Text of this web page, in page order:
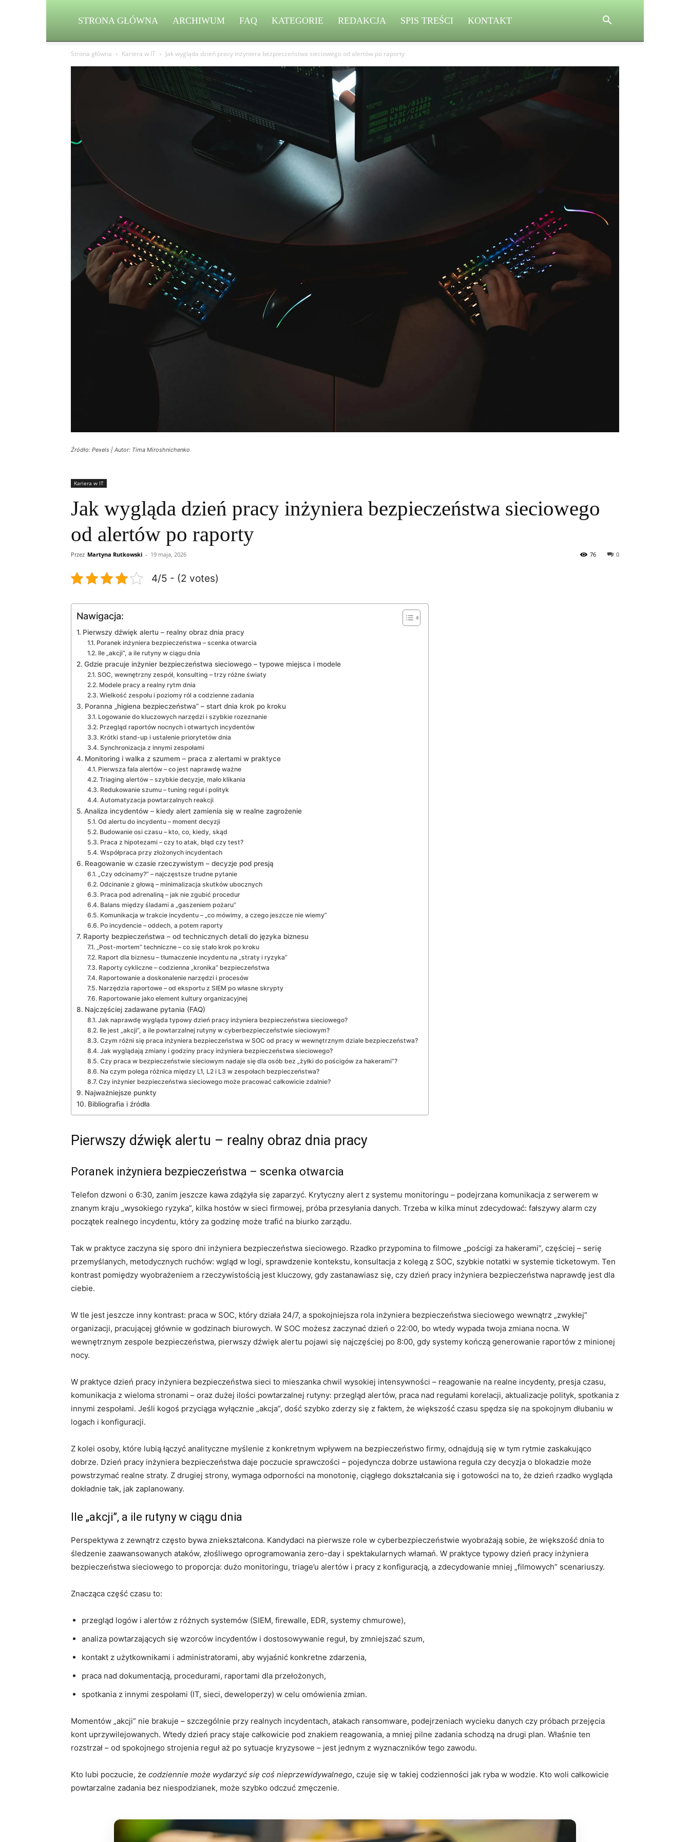
STRONA GŁÓWNA ARCHIWUM FAQ KATEGORIE REDAKCJA SPIS TREŚCI KONTAKT
Strona główna Kariera w IT Jak wygląda dzień pracy inżyniera bezpieczeństwa sieciowego od alertów po raporty
Źródło: Pexels | Autor: Tima Miroshnichenko
Kariera w IT
Jak wygląda dzień pracy inżyniera bezpieczeństwa sieciowego
od alertów po raporty
Przez Martyna Rutkowski - 19 maja, 2026 0
76
4/5 - (2 votes)
Nawigacja:
Pierwszy dźwięk alertu – realny obraz dnia pracy
Poranek inżyniera bezpieczeństwa – scenka otwarcia
Ile „akcji”, a ile rutyny w ciągu dnia
Gdzie pracuje inżynier bezpieczeństwa sieciowego – typowe miejsca i modele
SOC, wewnętrzny zespół, konsulting – trzy różne światy
Modele pracy a realny rytm dnia
Wielkość zespołu i poziomy ról a codzienne zadania
Poranna „higiena bezpieczeństwa” – start dnia krok po kroku
Logowanie do kluczowych narzędzi i szybkie rozeznanie
Przegląd raportów nocnych i otwartych incydentów
Krótki stand-up i ustalenie priorytetów dnia
Synchronizacja z innymi zespołami
Monitoring i walka z szumem – praca z alertami w praktyce
Pierwsza fala alertów – co jest naprawdę ważne
Triaging alertów – szybkie decyzje, mało klikania
Redukowanie szumu – tuning reguł i polityk
Automatyzacja powtarzalnych reakcji
Analiza incydentów – kiedy alert zamienia się w realne zagrożenie
Od alertu do incydentu – moment decyzji
Budowanie osi czasu – kto, co, kiedy, skąd
Praca z hipotezami – czy to atak, błąd czy test?
Współpraca przy złożonych incydentach
Reagowanie w czasie rzeczywistym – decyzje pod presją
„Czy odcinamy?” – najczęstsze trudne pytanie
Odcinanie z głową – minimalizacja skutków ubocznych
Praca pod adrenaliną – jak nie zgubić procedur
Balans między śladami a „gaszeniem pożaru”
Komunikacja w trakcie incydentu – „co mówimy, a czego jeszcze nie wiemy”
Po incydencie – oddech, a potem raporty
Raporty bezpieczeństwa – od technicznych detali do języka biznesu
„Post-mortem” techniczne – co się stało krok po kroku
Raport dla biznesu – tłumaczenie incydentu na „straty i ryzyka”
Raporty cykliczne – codzienna „kronika” bezpieczeństwa
Raportowanie a doskonalenie narzędzi i procesów
Narzędzia raportowe – od eksportu z SIEM po własne skrypty
Raportowanie jako element kultury organizacyjnej
Najczęściej zadawane pytania (FAQ)
Jak naprawdę wygląda typowy dzień pracy inżyniera bezpieczeństwa sieciowego?
Ile jest „akcji”, a ile powtarzalnej rutyny w cyberbezpieczeństwie sieciowym?
Czym różni się praca inżyniera bezpieczeństwa w SOC od pracy w wewnętrznym dziale bezpieczeństwa?
Jak wyglądają zmiany i godziny pracy inżyniera bezpieczeństwa sieciowego?
Czy praca w bezpieczeństwie sieciowym nadaje się dla osób bez „żyłki do pościgów za hakerami”?
Na czym polega różnica między L1, L2 i L3 w zespołach bezpieczeństwa?
Czy inżynier bezpieczeństwa sieciowego może pracować całkowicie zdalnie?
Najważniejsze punkty
Bibliografia i źródła
Pierwszy dźwięk alertu – realny obraz dnia pracy
Poranek inżyniera bezpieczeństwa – scenka otwarcia
Telefon dzwoni o 6:30, zanim jeszcze kawa zdążyła się zaparzyć. Krytyczny alert z systemu monitoringu – podejrzana komunikacja z serwerem w
znanym kraju „wysokiego ryzyka”, kilka hostów w sieci firmowej, próba przesyłania danych. Trzeba w kilka minut zdecydować: fałszywy alarm czy
początek realnego incydentu, który za godzinę może trafić na biurko zarządu.
Tak w praktyce zaczyna się sporo dni inżyniera bezpieczeństwa sieciowego. Rzadko przypomina to filmowe „pościgi za hakerami”, częściej – serię
przemyślanych, metodycznych ruchów: wgląd w logi, sprawdzenie kontekstu, konsultacja z kolegą z SOC, szybkie notatki w systemie ticketowym. Ten
kontrast pomiędzy wyobrażeniem a rzeczywistością jest kluczowy, gdy zastanawiasz się, czy dzień pracy inżyniera bezpieczeństwa naprawdę jest dla
ciebie.
W tle jest jeszcze inny kontrast: praca w SOC, który działa 24/7, a spokojniejsza rola inżyniera bezpieczeństwa sieciowego wewnątrz „zwykłej”
organizacji, pracującej głównie w godzinach biurowych. W SOC możesz zaczynać dzień o 22:00, bo wtedy wypada twoja zmiana nocna. W
wewnętrznym zespole bezpieczeństwa, pierwszy dźwięk alertu pojawi się najczęściej po 8:00, gdy systemy kończą generowanie raportów z minionej
nocy.
W praktyce dzień pracy inżyniera bezpieczeństwa sieci to mieszanka chwil wysokiej intensywności – reagowanie na realne incydenty, presja czasu,
komunikacja z wieloma stronami – oraz dużej ilości powtarzalnej rutyny: przegląd alertów, praca nad regułami korelacji, aktualizacje polityk, spotkania z
innymi zespołami. Jeśli kogoś przyciąga wyłącznie „akcja”, dość szybko zderzy się z faktem, że większość czasu spędza się na spokojnym dłubaniu w
logach i konfiguracji.
Z kolei osoby, które lubią łączyć analityczne myślenie z konkretnym wpływem na bezpieczeństwo firmy, odnajdują się w tym rytmie zaskakująco
dobrze. Dzień pracy inżyniera bezpieczeństwa daje poczucie sprawczości – pojedyncza dobrze ustawiona reguła czy decyzja o blokadzie może
powstrzymać realne straty. Z drugiej strony, wymaga odporności na monotonię, ciągłego dokształcania się i gotowości na to, że dzień rzadko wygląda
dokładnie tak, jak zaplanowany.
Ile „akcji”, a ile rutyny w ciągu dnia
Perspektywa z zewnątrz często bywa zniekształcona. Kandydaci na pierwsze role w cyberbezpieczeństwie wyobrażają sobie, że większość dnia to
śledzenie zaawansowanych ataków, złośliwego oprogramowania zero-day i spektakularnych włamań. W praktyce typowy dzień pracy inżyniera
bezpieczeństwa sieciowego to proporcja: dużo monitoringu, triage’u alertów i pracy z konfiguracją, a zdecydowanie mniej „filmowych” scenariuszy.
Znacząca część czasu to:
przegląd logów i alertów z różnych systemów (SIEM, firewalle, EDR, systemy chmurowe),
analiza powtarzających się wzorców incydentów i dostosowywanie reguł, by zmniejszać szum,
kontakt z użytkownikami i administratorami, aby wyjaśnić konkretne zdarzenia,
praca nad dokumentacją, procedurami, raportami dla przełożonych,
spotkania z innymi zespołami (IT, sieci, deweloperzy) w celu omówienia zmian.
Momentów „akcji” nie brakuje – szczególnie przy realnych incydentach, atakach ransomware, podejrzeniach wycieku danych czy próbach przejęcia
kont uprzywilejowanych. Wtedy dzień pracy staje całkowicie pod znakiem reagowania, a mniej pilne zadania schodzą na drugi plan. Właśnie ten
rozstrzał – od spokojnego strojenia reguł aż po sytuacje kryzysowe – jest jednym z wyznaczników tego zawodu.
Kto lubi poczucie, że codziennie może wydarzyć się coś nieprzewidywalnego, czuje się w takiej codzienności jak ryba w wodzie. Kto woli całkowicie
powtarzalne zadania bez niespodzianek, może szybko odczuć zmęczenie.